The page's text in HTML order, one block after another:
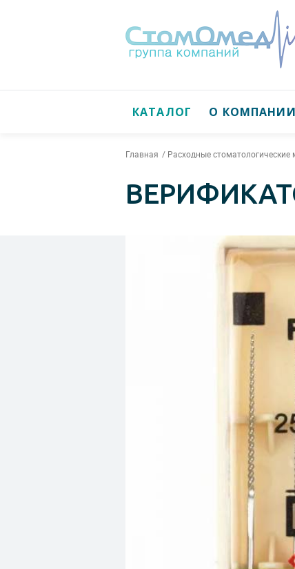
КАТАЛОГ О КОМПАНИИ
Главная Расходные